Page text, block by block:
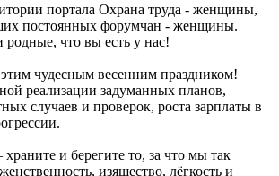
портала Охрана труда - женщины,
постоянных форумчан - женщины.
что вы есть у нас!
чудесным весенним праздником!
реализации задуманных планов,
случаев и проверок, роста зарплаты в
и берегите то, за что мы так
изящество, лёгкость и